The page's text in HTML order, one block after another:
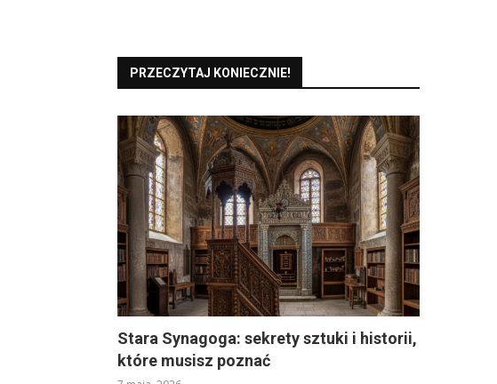
PRZECZYTAJ KONIECZNIE!
Stara Synagoga: sekrety sztuki i historii,
które musisz poznać